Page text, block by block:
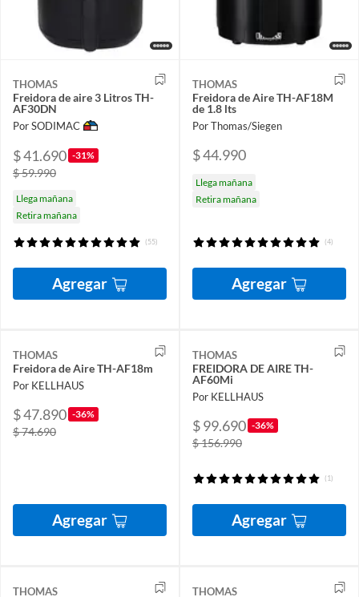
THOMAS
Freidora de aire 3 Litros TH-
AF30DN
Por SODIMAC
$ 41.690 -31%
$ 59.990
Llega mañana
Retira mañana
(55)
Agregar
THOMAS
Freidora de Aire TH-AF18M
de 1.8 lts
Por Thomas/Siegen
$ 44.990
Llega mañana
Retira mañana
(4)
Agregar
THOMAS
Freidora de Aire TH-AF18m
Por KELLHAUS
$ 47.890 -36%
$ 74.690
Agregar
THOMAS
FREIDORA DE AIRE TH-
AF60Mi
Por KELLHAUS
$ 99.690 -36%
$ 156.990
(1)
Agregar
THOMAS THOMAS